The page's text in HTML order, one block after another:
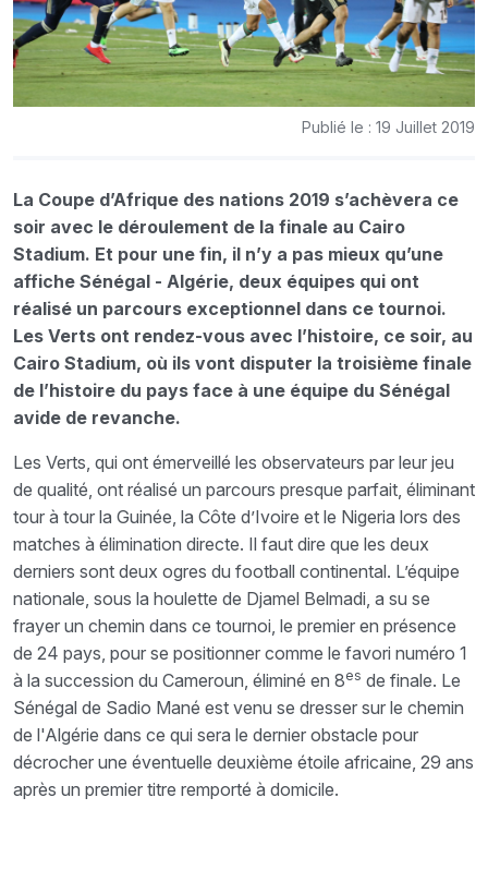
Publié le : 19 Juillet 2019
La Coupe d’Afrique des nations 2019 s’achèvera ce
soir avec le déroulement de la finale au Cairo
Stadium. Et pour une fin, il n’y a pas mieux qu’une
affiche Sénégal - Algérie, deux équipes qui ont
réalisé un parcours exceptionnel dans ce tournoi.
Les Verts ont rendez-vous avec l’histoire, ce soir, au
Cairo Stadium, où ils vont disputer la troisième finale
de l’histoire du pays face à une équipe du Sénégal
avide de revanche.
Les Verts, qui ont émerveillé les observateurs par leur jeu
de qualité, ont réalisé un parcours presque parfait, éliminant
tour à tour la Guinée, la Côte d’Ivoire et le Nigeria lors des
matches à élimination directe. Il faut dire que les deux
derniers sont deux ogres du football continental. L’équipe
nationale, sous la houlette de Djamel Belmadi, a su se
frayer un chemin dans ce tournoi, le premier en présence
de 24 pays, pour se positionner comme le favori numéro 1
à la succession du Cameroun, éliminé en 8es de finale. Le
Sénégal de Sadio Mané est venu se dresser sur le chemin
de l'Algérie dans ce qui sera le dernier obstacle pour
décrocher une éventuelle deuxième étoile africaine, 29 ans
après un premier titre remporté à domicile.